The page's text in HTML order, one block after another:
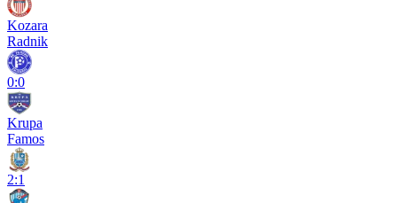
Kozara
Radnik
0:0
Krupa
Famos
2:1